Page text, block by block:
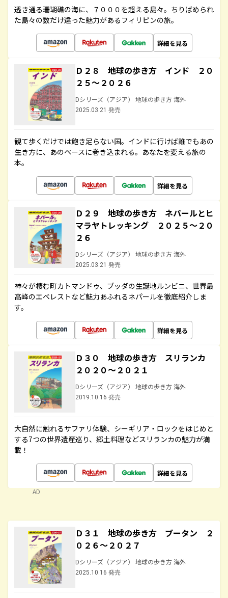
透き通る珊瑚礁の海に、７０００を超える島々。ちりばめられ
た島々の数だけ違った魅力があるフィリピンの旅。
詳細を見る
Ｄ２８ 地球の歩き方 インド ２０
２５～２０２６
Dシリーズ（アジア） 地球の歩き方 海外
2025.03.21 発売
観て歩くだけでは飽き足らない国。インドに行けば誰でもあの
生き方に、あのペースに巻き込まれる。あなたを変える旅の
本。
詳細を見る
Ｄ２９ 地球の歩き方 ネパールとヒ
マラヤトレッキング ２０２５～２０
２６
Dシリーズ（アジア） 地球の歩き方 海外
2025.03.21 発売
神々が棲む町カトマンドゥ、ブッダの生誕地ルンビニ、世界最
高峰のエベレストなど魅力あふれるネパールを徹底紹介しま
す。
詳細を見る
Ｄ３０ 地球の歩き方 スリランカ
２０２０～２０２１
Dシリーズ（アジア） 地球の歩き方 海外
2019.10.16 発売
大自然に触れるサファリ体験、シーギリア・ロックをはじめと
する7つの世界遺産巡り、郷土料理などスリランカの魅力が満
載！
詳細を見る
AD
Ｄ３１ 地球の歩き方 ブータン ２
０２６～２０２７
Dシリーズ（アジア） 地球の歩き方 海外
2025.10.16 発売